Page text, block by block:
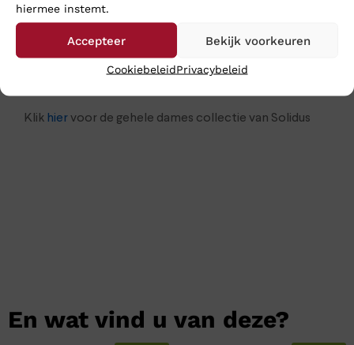
hiermee instemt.
Accepteer Bekijk voorkeuren
CookiebeleidPrivacybeleid
komen dan sturen we de schoenen toch gewoon naar
je op: bestel ze online in onze webshop. Wij verzenden
ze op werkdagen nog dezelfde dag en meestal heeft u
uw aankopen binnen 24 uur binnen.
Klik hiervoor de gehele dames collectie van Solidus
En wat vind u van deze?